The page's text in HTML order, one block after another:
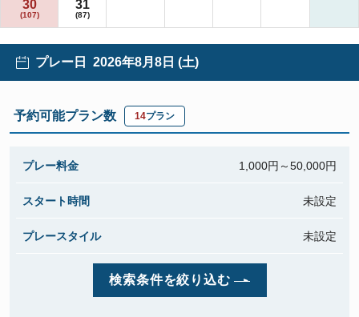
30 31
プレー日 2026年8月8日 (土)
予約可能プラン数 14プラン
プレー料金 1,000円～50,000円
スタート時間 未設定
プレースタイル 未設定
検索条件を絞り込む